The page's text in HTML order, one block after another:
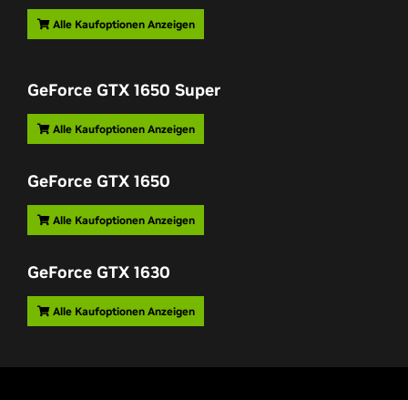
Alle Kaufoptionen Anzeigen
GeForce GTX 1650 Super
Alle Kaufoptionen Anzeigen
GeForce GTX 1650
Alle Kaufoptionen Anzeigen
GeForce GTX 1630
Alle Kaufoptionen Anzeigen